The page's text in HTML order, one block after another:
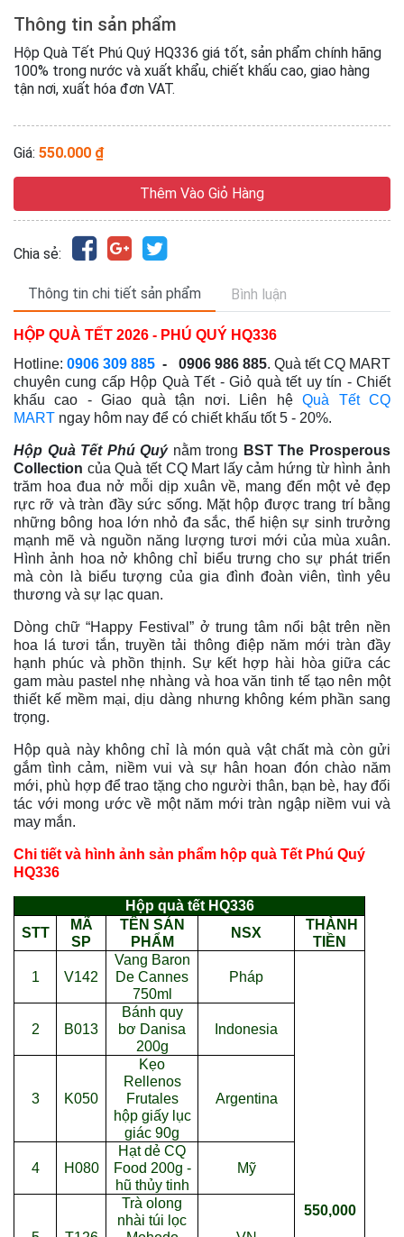
Thông tin sản phẩm
Hộp Quà Tết Phú Quý HQ336 giá tốt, sản phẩm chính hãng
100% trong nước và xuất khẩu, chiết khấu cao, giao hàng
tận nơi, xuất hóa đơn VAT.
Giá: 550.000 ₫
Thêm Vào Giỏ Hàng
Chia sẻ:
Thông tin chi tiết sản phẩm Bình luận
HỘP QUÀ TẾT 2026 - PHÚ QUÝ HQ336
Hotline:0906 309 885 - 0906 986 885. Quà tết CQ MART
chuyên cung cấp Hộp Quà Tết - Giỏ quà tết uy tín - Chiết
khấu cao - Giao quà tận nơi. Liên hệQuà Tết CQ
MART ngay hôm nay để có chiết khấu tốt 5 - 20%.
Hộp Quà Tết Phú Quýnằm trong BST The Prosperous
Collection của Quà tết CQ Mart lấy cảm hứng từ hình ảnh
trăm hoa đua nở mỗi dịp xuân về, mang đến một vẻ đẹp
rực rỡ và tràn đầy sức sống. Mặt hộp được trang trí bằng
những bông hoa lớn nhỏ đa sắc, thể hiện sự sinh trưởng
mạnh mẽ và nguồn năng lượng tươi mới của mùa xuân.
Hình ảnh hoa nở không chỉ biểu trưng cho sự phát triển
mà còn là biểu tượng của gia đình đoàn viên, tình yêu
thương và sự lạc quan.
Dòng chữ “Happy Festival” ở trung tâm nổi bật trên nền
hoa lá tươi tắn, truyền tải thông điệp năm mới tràn đầy
hạnh phúc và phồn thịnh. Sự kết hợp hài hòa giữa các
gam màu pastel nhẹ nhàng và hoa văn tinh tế tạo nên một
thiết kế mềm mại, dịu dàng nhưng không kém phần sang
trọng.
Hộp quà này không chỉ là món quà vật chất mà còn gửi
gắm tình cảm, niềm vui và sự hân hoan đón chào năm
mới, phù hợp để trao tặng cho người thân, bạn bè, hay đối
tác với mong ước về một năm mới tràn ngập niềm vui và
may mắn.
Chi tiết và hình ảnh sản phẩm hộp quà Tết Phú Quý
HQ336
Hộp quà tết HQ336
STT
MÃ
SP
TÊN SẢN
PHẨM
NSX
THÀNH
TIỀN
1 V142
Vang Baron
De Cannes
750ml
Pháp
550,000
2 B013
Bánh quy
bơ Danisa
200g
Indonesia
3 K050
Kẹo
Rellenos
Frutales
hộp giấy lục
giác 90g
Argentina
4 H080
Hạt dẻ CQ
Food 200g -
hũ thủy tinh
Mỹ
Trà olong
nhài túi lọc